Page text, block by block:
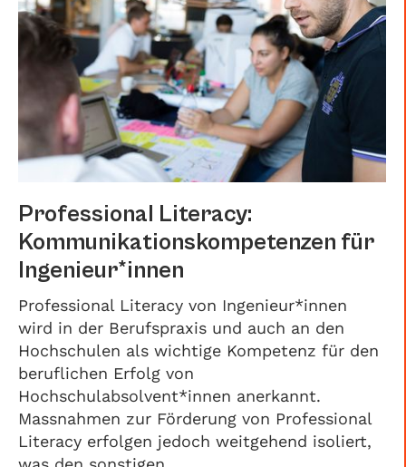
Professional Literacy:
Kommunikationskompetenzen für
Ingenieur*innen
Professional Literacy von Ingenieur*innen
wird in der Berufspraxis und auch an den
Hochschulen als wichtige Kompetenz für den
beruflichen Erfolg von
Hochschulabsolvent*innen anerkannt.
Massnahmen zur Förderung von Professional
Literacy erfolgen jedoch weitgehend isoliert,